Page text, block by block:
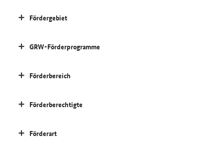
Fördergebiet
GRW-Förderprogramme
Förderbereich
Förderberechtigte
Förderart